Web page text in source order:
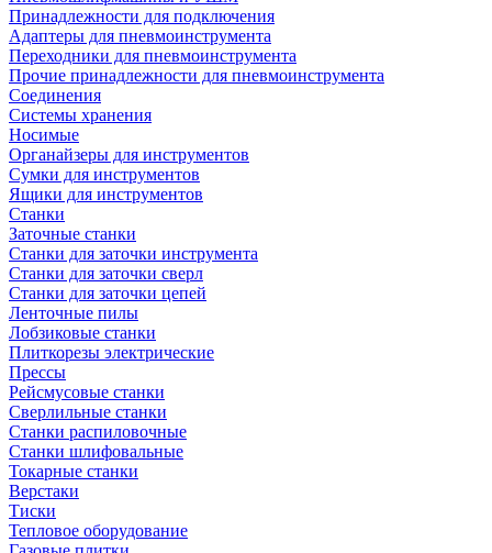
Принадлежности для подключения
Адаптеры для пневмоинструмента
Переходники для пневмоинструмента
Прочие принадлежности для пневмоинструмента
Соединения
Системы хранения
Носимые
Органайзеры для инструментов
Сумки для инструментов
Ящики для инструментов
Станки
Заточные станки
Станки для заточки инструмента
Станки для заточки сверл
Станки для заточки цепей
Ленточные пилы
Лобзиковые станки
Плиткорезы электрические
Прессы
Рейсмусовые станки
Сверлильные станки
Станки распиловочные
Станки шлифовальные
Токарные станки
Верстаки
Тиски
Тепловое оборудование